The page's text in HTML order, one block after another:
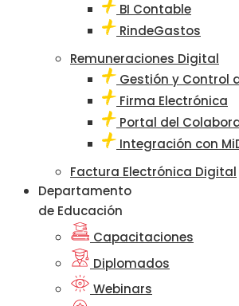
BI Contable
RindeGastos
Remuneraciones Digital
Gestión y Control
Firma Electrónica
Portal del
Integración con
Factura Electrónica Digital
Departamento
de Educación
Capacitaciones
Diplomados
Webinars